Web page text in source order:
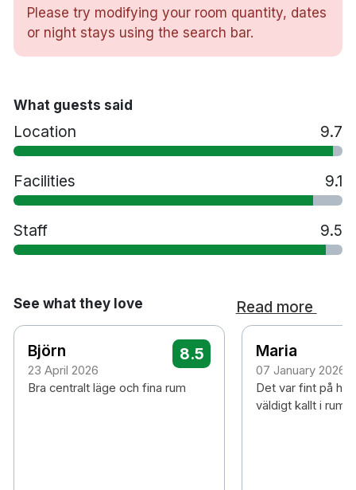
Hårtork
Vattenkokare
Gym
Restaurang The Bishops Arms
Husdjur är tillåtna mot en avgift. Vänligen ange
ett djurvänligt rum, då dessa finns i begränsat
antal
Handikappsanpassade rum finns tillgängliga
Parkering mot en avgift
10 minuters promenad till Malmö centralstation
25 minuters bilresa till Köpenhamn Kastrup
flygplats
30 minuters bilresa till Malmö Sturup flygplats
Please try modifying your room quantity, dates
or night stays using the search bar.
What guests said
Location 9.7
Facilities 9.1
Staff 9.5
See what they love Read more
Björn
23 April 2026
8.5
Bra centralt läge och fina rum
Maria
07 January 2026
Det var fint på
väldigt kallt i